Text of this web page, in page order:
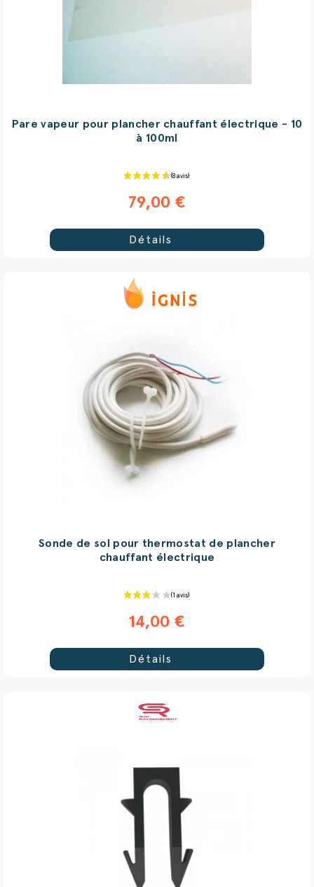
Pare vapeur pour plancher chauffant électrique - 10
à 100ml
79,00 €
Détails
Sonde de sol pour thermostat de plancher
chauffant électrique
14,00 €
Détails